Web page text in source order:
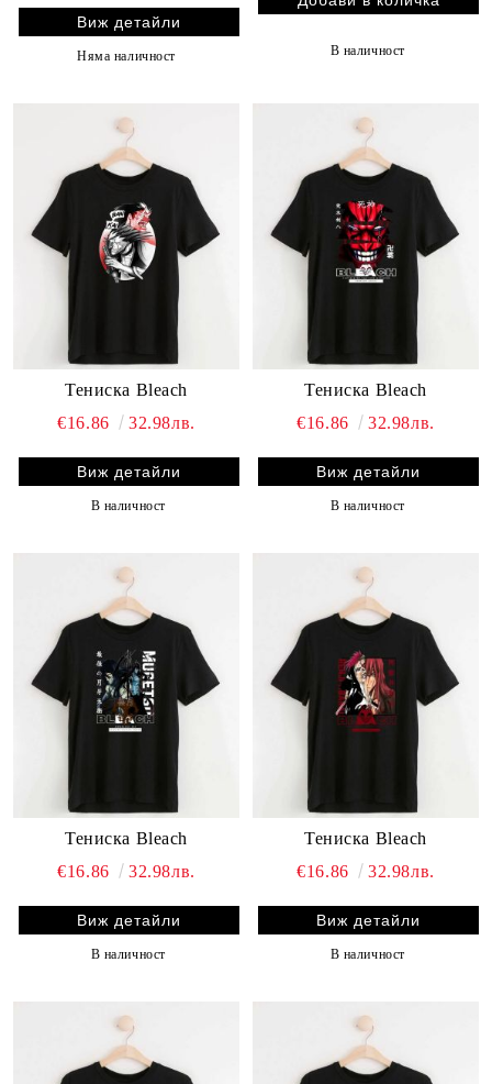
Виж детайли
Няма наличност В наличност
Тениска Bleach
€16.86
32.98лв.
Виж детайли
В наличност
Тениска Bleach
€16.86
32.98лв.
Виж детайли
В наличност
Тениска Bleach
€16.86
32.98лв.
Виж детайли
В наличност
Тениска Bleach
€16.86
32.98лв.
Виж детайли
В наличност